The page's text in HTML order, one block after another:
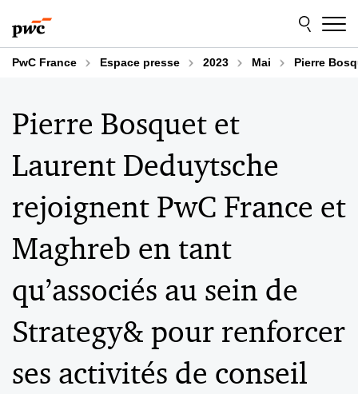
au
contenu
au
pied
dePwC France Espace presse 2023 Mai Pierre
Pierre Bosquet et
Laurent Deduytsche
rejoignent PwC France et
Maghreb en tant
qu’associés au sein de
Strategy& pour renforcer
ses activités de conseil